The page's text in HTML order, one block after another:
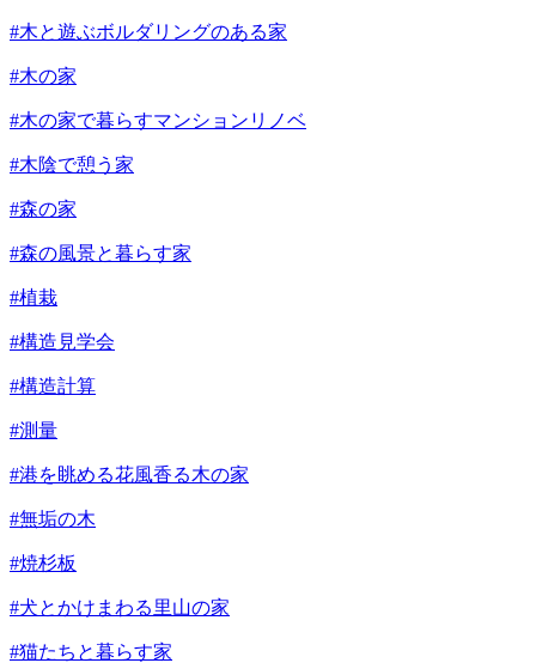
#木と遊ぶボルダリングのある家
#木の家
#木の家で暮らすマンションリノベ
#木陰で憩う家
#森の家
#森の風景と暮らす家
#植栽
#構造見学会
#構造計算
#測量
#港を眺める花風香る木の家
#無垢の木
#焼杉板
#犬とかけまわる里山の家
#猫たちと暮らす家